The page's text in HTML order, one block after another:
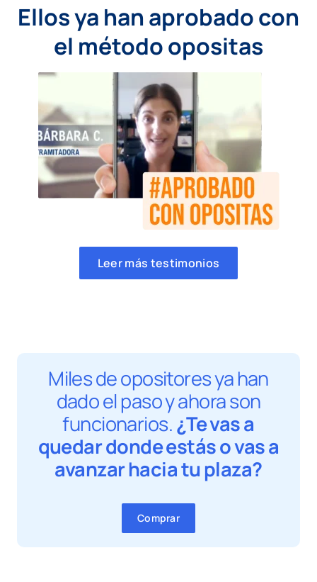
Ellos ya han aprobado con
el método opositas
Leer más testimonios
Miles de opositores ya han
dado el paso y ahora son
funcionarios.¿Te vas a
quedar donde estás o vas a
avanzar hacia tu plaza?
Comprar